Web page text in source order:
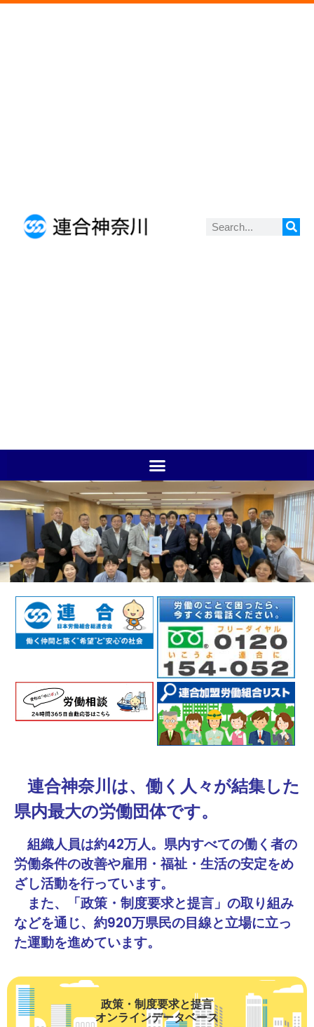
立憲民主党・かながわクラ
ブとの意見交換
連合神奈川は、働く人々が結集した
県内最大の労働団体です。
組織人員は約42万人。県内すべての働く者の
労働条件の改善や雇用・福祉・生活の安定をめ
ざし活動を行っています。
また、「政策・制度要求と提言」の取り組み
などを通じ、約920万県民の目線と立場に立っ
た運動を進めています。
政策・制度要求と提言
オンラインデータベース